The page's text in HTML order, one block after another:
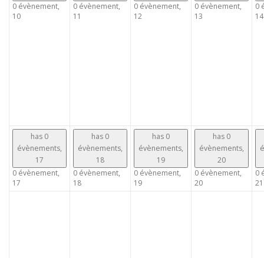
0 évènement,
10
0 évènement,
11
0 évènement,
12
0 évènement,
13
0
14
has 0
évènements,
17
0 évènement,
17
has 0
évènements,
18
0 évènement,
18
has 0
évènements,
19
0 évènement,
19
has 0
évènements,
20
0 évènement,
20
0
21